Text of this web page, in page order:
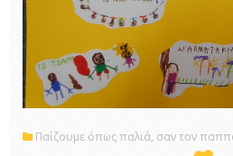
Παίζουμε όπως παλιά, σαν τον